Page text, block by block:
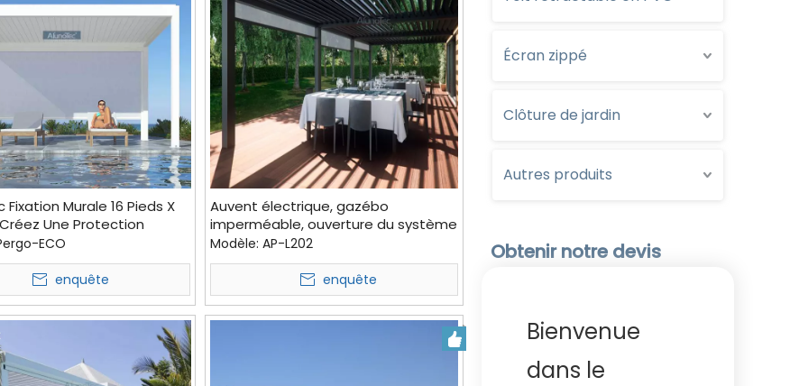
Fixation Murale 16 Pieds X
Une Protection
De Patio D'arrière-
De Pergola Oasis
ECO
enquête
Auvent électrique, gazébo
imperméable, ouverture du système
de pergola de toit pour pare-soleil
Modèle: AP-L202
enquête
Écran zippé
Clôture de jardin
Autres produits
Obtenir notre devis
Bienvenue
dans le